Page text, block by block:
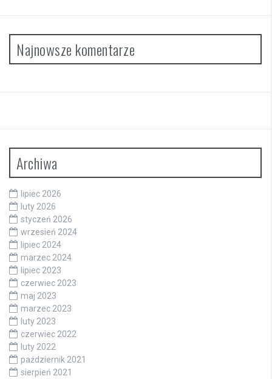
Najnowsze komentarze
Archiwa
lipiec 2026
luty 2026
styczeń 2026
wrzesień 2024
lipiec 2024
marzec 2024
lipiec 2023
czerwiec 2023
maj 2023
marzec 2023
luty 2023
czerwiec 2022
luty 2022
październik 2021
sierpień 2021